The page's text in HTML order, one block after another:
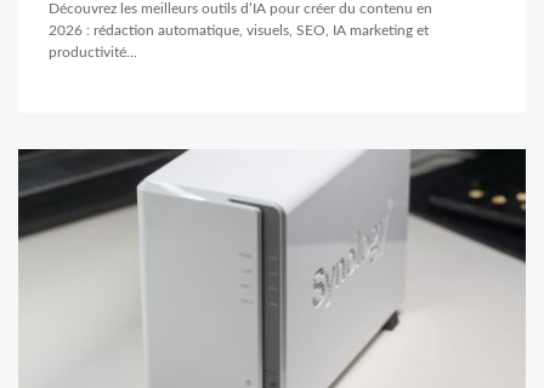
Découvrez les meilleurs outils d’IA pour créer du contenu en
2026 : rédaction automatique, visuels, SEO, IA marketing et
productivité...